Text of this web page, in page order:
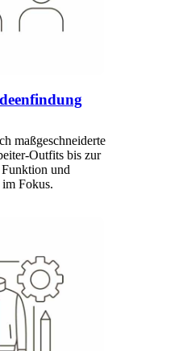
maßgeschneiderte
Outfits bis zur
und
Fokus.